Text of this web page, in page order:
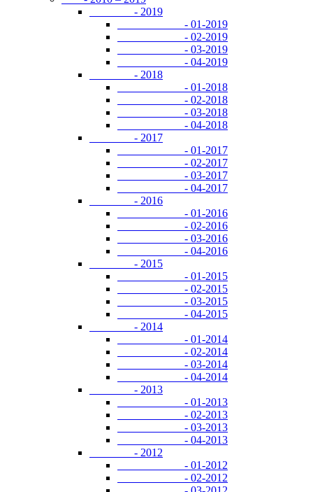
- 2019
- 01-2019
- 02-2019
- 03-2019
- 04-2019
- 2018
- 01-2018
- 02-2018
- 03-2018
- 04-2018
- 2017
- 01-2017
- 02-2017
- 03-2017
- 04-2017
- 2016
- 01-2016
- 02-2016
- 03-2016
- 04-2016
- 2015
- 01-2015
- 02-2015
- 03-2015
- 04-2015
- 2014
- 01-2014
- 02-2014
- 03-2014
- 04-2014
- 2013
- 01-2013
- 02-2013
- 03-2013
- 04-2013
- 2012
- 01-2012
- 02-2012